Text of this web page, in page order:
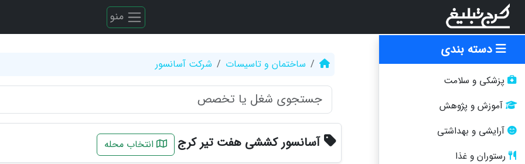
منو
دسته بندی
پزشکی و سلامت
آموزش و پژوهش
آرایشی و بهداشتی
رستوران و غذا
ساختمان و تاسیسات شرکت آسانسور
آسانسور کششی هفت تیر کرج انتخاب محله